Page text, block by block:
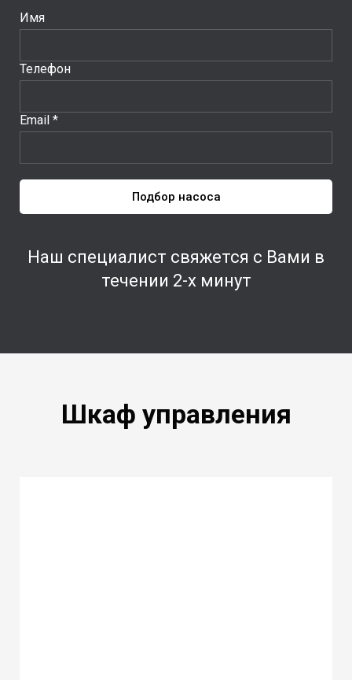
Имя
Телефон
Email *
Подбор насоса
Наш специалист свяжется с Вами в
течении 2-х минут
Шкаф управления